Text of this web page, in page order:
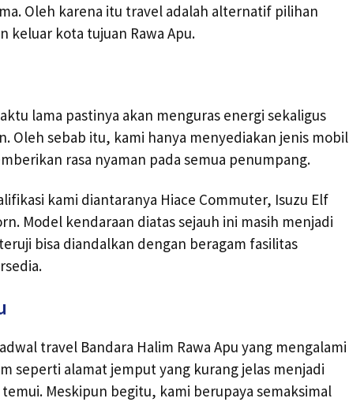
Oleh karena itu travel adalah alternatif pilihan
keluar kota tujuan Rawa Apu.
lama pastinya akan menguras energi sekaligus
Oleh sebab itu, kami hanya menyediakan jenis mobil
rasa nyaman pada semua penumpang.
kami diantaranya Hiace Commuter, Isuzu Elf
Model kendaraan diatas sejauh ini masih menjadi
bisa diandalkan dengan beragam fasilitas
travel Bandara Halim Rawa Apu yang mengalami
seperti alamat jemput yang kurang jelas menjadi
Meskipun begitu, kami berupaya semaksimal